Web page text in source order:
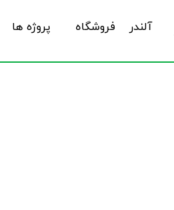
آلندر فروشگاه پروژه ها